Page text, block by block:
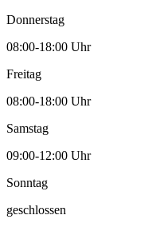
Donnerstag
08:00-18:00 Uhr
Freitag
08:00-18:00 Uhr
Samstag
09:00-12:00 Uhr
Sonntag
geschlossen